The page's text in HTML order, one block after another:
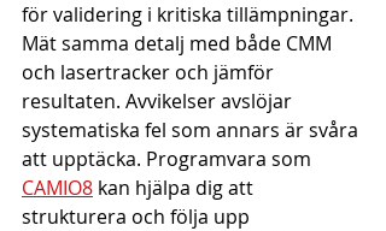
för validering i kritiska tillämpningar.
Mät samma detalj med både CMM
och lasertracker och jämför
resultaten. Avvikelser avslöjar
systematiska fel som annars är svåra
att upptäcka. Programvara som
CAMIO8 kan hjälpa dig att
strukturera och följa upp